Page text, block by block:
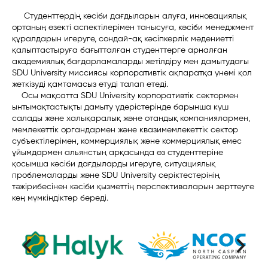
Студенттердің кәсіби дағдыларын алуға, инновациялық
ортаның өзекті аспектілерімен танысуға, кәсіби менеджмент
құралдарын игеруге, сондай-ақ кәсіпкерлік мәдениетті
қалыптастыруға бағытталған студенттерге арналған
академиялық бағдарламаларды жетілдіру мен дамытудағы
SDU University миссиясы корпоративтік ақпаратқа үнемі қол
жеткізуді қамтамасыз етуді талап етеді.
Осы мақсатта SDU University корпоративтік сектормен
ынтымақтастықты дамыту үдерістерінде барынша күш
салады және халықаралық және отандық компаниялармен,
мемлекеттік органдармен және квазимемлекеттік сектор
субъектілерімен, коммерциялық және коммерциялық емес
ұйымдармен альянстың арқасында өз студенттеріне
қосымша кәсіби дағдыларды игеруге, ситуациялық
проблемаларды және SDU University серіктестерінің
тәжірибесінен кәсіби қызметтің перспективаларын зерттеуге
кең мүмкіндіктер береді.